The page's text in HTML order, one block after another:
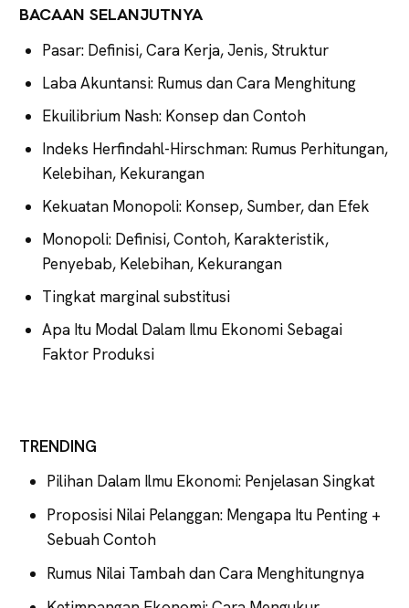
BACAAN SELANJUTNYA
Pasar: Definisi, Cara Kerja, Jenis, Struktur
Laba Akuntansi: Rumus dan Cara Menghitung
Ekuilibrium Nash: Konsep dan Contoh
Indeks Herfindahl-Hirschman: Rumus Perhitungan,
Kelebihan, Kekurangan
Kekuatan Monopoli: Konsep, Sumber, dan Efek
Monopoli: Definisi, Contoh, Karakteristik,
Penyebab, Kelebihan, Kekurangan
Tingkat marginal substitusi
Apa Itu Modal Dalam Ilmu Ekonomi Sebagai
Faktor Produksi
TRENDING
Pilihan Dalam Ilmu Ekonomi: Penjelasan Singkat
Proposisi Nilai Pelanggan: Mengapa Itu Penting +
Sebuah Contoh
Rumus Nilai Tambah dan Cara Menghitungnya